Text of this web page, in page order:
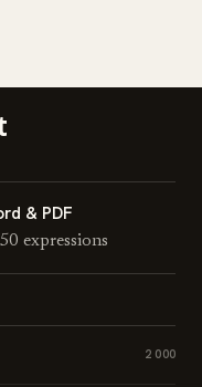
& PDF
expressions
2 000